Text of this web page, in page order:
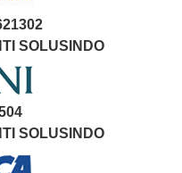
SOLUSINDO
SOLUSINDO